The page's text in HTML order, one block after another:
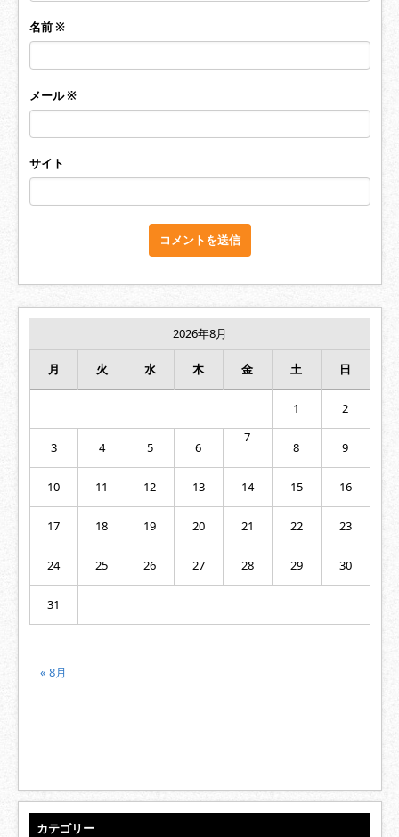
名前※
メール※
サイト
2026年8月
月 火 水 木 金 土 日
1 2
3 4 5 6
7
8 9
10 11 12 13 14 15 16
17 18 19 20 21 22 23
24 25 26 27 28 29 30
31
« 8月
カテゴリー